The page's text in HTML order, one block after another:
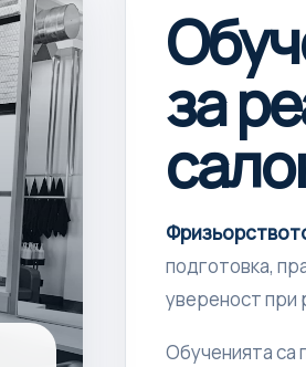
за
подготовка,
увереност при
Обученията са